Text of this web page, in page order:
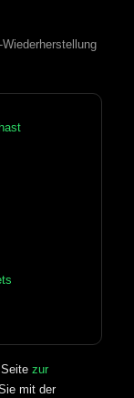
zur
mit der